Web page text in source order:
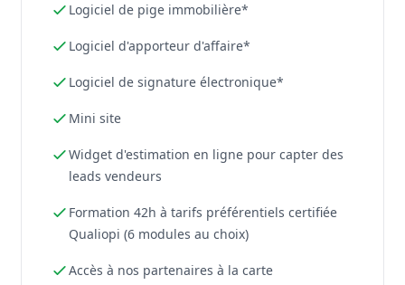
Logiciel de pige immobilière*
Logiciel d'apporteur d'affaire*
Logiciel de signature électronique*
Mini site
Widget d'estimation en ligne pour capter des
leads vendeurs
Formation 42h à tarifs préférentiels certifiée
Qualiopi (6 modules au choix)
Accès à nos partenaires à la carte